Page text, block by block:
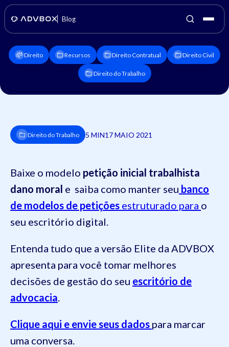
Blog
Direito Recursos Direito Contratual Direito Civil
Direito do Trabalho
Direito do Trabalho 5 MIN17 MAIO 2021
Baixe o modelo petição inicial trabalhista
dano moral e saiba como manter seu banco
de modelos de petições estruturado para o
seu escritório digital.
Entenda tudo que a versão Elite da ADVBOX
apresenta para você tomar melhores
decisões de gestão do seu escritório de
advocacia.
Clique aqui e envie seus dados para marcar
uma conversa.